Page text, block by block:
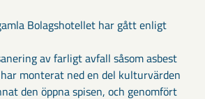
Bolagshotellet har gått enligt
av farligt avfall såsom asbest
monterat ned en del kulturvärden
den öppna spisen, och genomfört